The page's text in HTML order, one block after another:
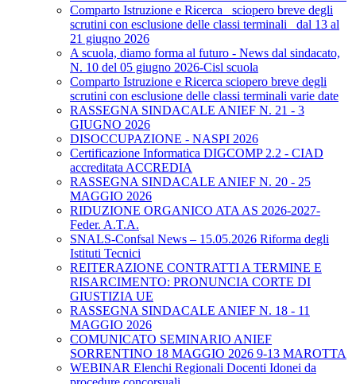
Comparto Istruzione e Ricerca_ sciopero breve degli
scrutini con esclusione delle classi terminali_ dal 13 al
21 giugno 2026
A scuola, diamo forma al futuro - News dal sindacato,
N. 10 del 05 giugno 2026-Cisl scuola
Comparto Istruzione e Ricerca sciopero breve degli
scrutini con esclusione delle classi terminali varie date
RASSEGNA SINDACALE ANIEF N. 21 - 3
GIUGNO 2026
DISOCCUPAZIONE - NASPI 2026
Certificazione Informatica DIGCOMP 2.2 - CIAD
accreditata ACCREDIA
RASSEGNA SINDACALE ANIEF N. 20 - 25
MAGGIO 2026
RIDUZIONE ORGANICO ATA AS 2026-2027-
Feder. A.T.A.
SNALS-Confsal News – 15.05.2026 Riforma degli
Istituti Tecnici
REITERAZIONE CONTRATTI A TERMINE E
RISARCIMENTO: PRONUNCIA CORTE DI
GIUSTIZIA UE
RASSEGNA SINDACALE ANIEF N. 18 - 11
MAGGIO 2026
COMUNICATO SEMINARIO ANIEF
SORRENTINO 18 MAGGIO 2026 9-13 MAROTTA
WEBINAR Elenchi Regionali Docenti Idonei da